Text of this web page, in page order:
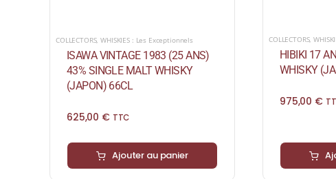
COLLECTORS,WHISKIES : Les Exceptionnels
ISAWA VINTAGE 1983 (25 ANS)
43% SINGLE MALT WHISKY
(JAPON) 66CL
625,00 € TTC
Ajouter au panier
COLLECTORS,
HIBIKI 17
WHISKY
975,00 €